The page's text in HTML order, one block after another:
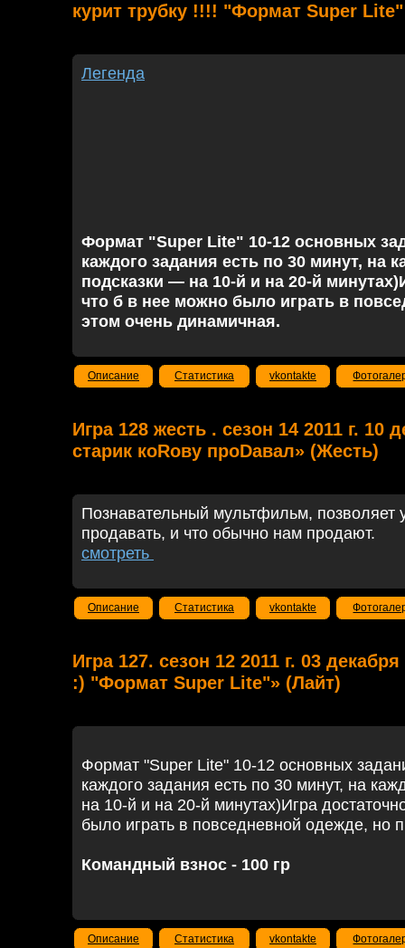
курит трубку !!!! "Формат Super
Легенда
Формат "Super Lite" 10-12 основных
каждого задания есть по 30 минут, на
подсказки — на 10-й и на 20-й
что б в нее можно было играть в
этом очень динамичная.
Описание Статистика vkontakte
Игра 128 жесть . сезон 14 2011 г. 10
старик коRову проDавал» (Жесть)
Познавательный мультфильм, позволяет
продавать, и что обычно нам продают.
смотреть
Описание Статистика vkontakte
Игра 127. сезон 12 2011 г. 03
:) "Формат Super Lite"» (Лайт)
Формат "Super Lite" 10-12 основных
каждого задания есть по 30 минут, на
на 10-й и на 20-й минутах)Игра
было играть в повседневной одежде, но
Командный взнос - 100 гр
Описание Статистика vkontakte